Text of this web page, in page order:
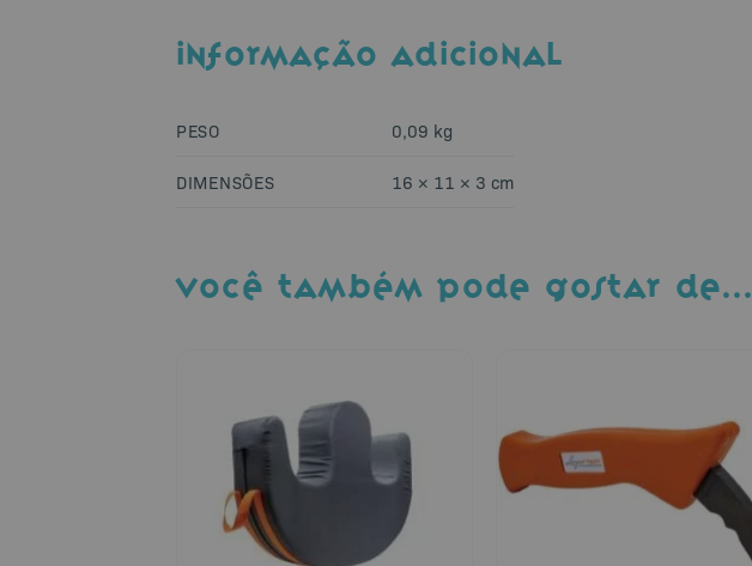
INFORMAÇÃO ADICIONAL
PESO 0,09 kg
DIMENSÕES 16 × 11 × 3 cm
VOCÊ TAMBÉM PODE GOSTAR DE…